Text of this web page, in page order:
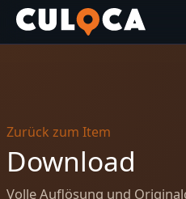
Zurück zum Item
Download
Volle Auflösung und